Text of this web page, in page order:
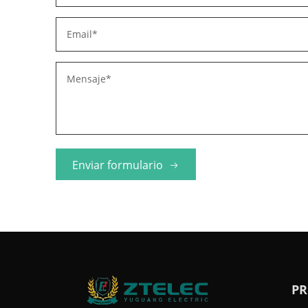
materiales y equipos eléctricos
en China, ZTelec se compromete
a ofrecer productos de alta
mundo, impulsando la transición
hacia una energía más limpia y
sostenible.
Enviar formulario